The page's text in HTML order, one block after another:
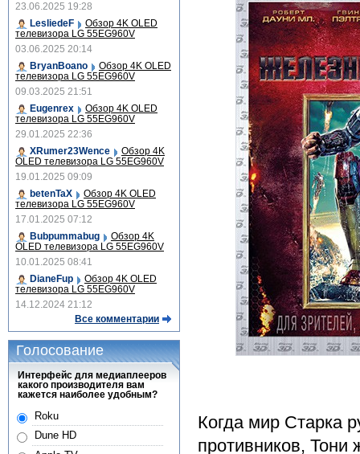
Когда мир Старка
противников, Тони
23.06.2025 19:28
LesliedeF
Обзор 4K OLED
телевизора LG 55EG960V
03.06.2025 20:14
BryanBoano
Обзор 4K OLED
телевизора LG 55EG960V
09.03.2025 21:51
Eugenrex
Обзор 4K OLED
телевизора LG 55EG960V
29.01.2025 22:36
XRumer23Wence
Обзор 4K
OLED телевизора LG 55EG960V
19.01.2025 09:09
betenTaX
Обзор 4K OLED
телевизора LG 55EG960V
17.01.2025 07:12
Bubpummabug
Обзор 4K
OLED телевизора LG 55EG960V
10.01.2025 08:41
DianeFup
Обзор 4K OLED
телевизора LG 55EG960V
14.12.2024 21:12
Все комментарии
Голосование
Интерфейс для медиаплееров
какого производителя вам
кажется наиболее удобным?
Roku
Dune HD